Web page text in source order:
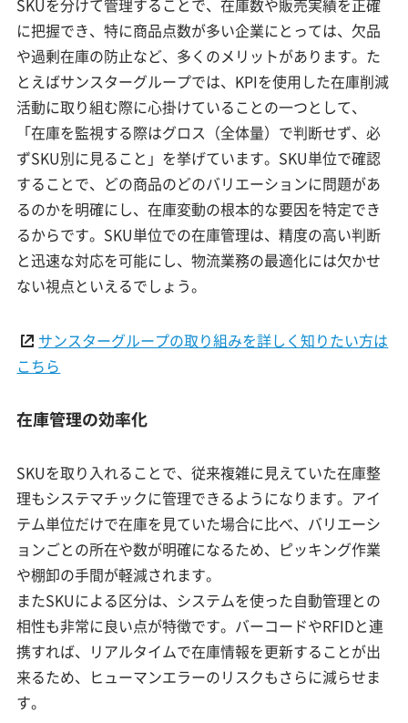
に把握でき、特に商品点数が多い企業にとっては、欠品
や過剰在庫の防止など、多くのメリットがあります。た
とえばサンスターグループでは、KPIを使用した在庫削減
活動に取り組む際に心掛けていることの一つとして、
「在庫を監視する際はグロス（全体量）で判断せず、必
ずSKU別に見ること」を挙げています。SKU単位で確認
することで、どの商品のどのバリエーションに問題があ
るのかを明確にし、在庫変動の根本的な要因を特定でき
るからです。SKU単位での在庫管理は、精度の高い判断
と迅速な対応を可能にし、物流業務の最適化には欠かせ
ない視点といえるでしょう。
サンスターグループの取り組みを詳しく知りたい方は
こちら
在庫管理の効率化
SKUを取り入れることで、従来複雑に見えていた在庫整
理もシステマチックに管理できるようになります。アイ
テム単位だけで在庫を見ていた場合に比べ、バリエーシ
ョンごとの所在や数が明確になるため、ピッキング作業
や棚卸の手間が軽減されます。
またSKUによる区分は、システムを使った自動管理との
相性も非常に良い点が特徴です。バーコードやRFIDと連
携すれば、リアルタイムで在庫情報を更新することが出
来るため、ヒューマンエラーのリスクもさらに減らせま
す。